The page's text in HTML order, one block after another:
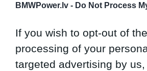
BMWPower.lv - Do Not Process
If you wish to opt-out of
processing of your
targeted advertising by